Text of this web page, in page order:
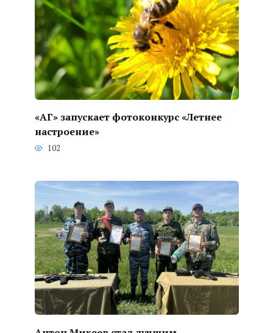
«АГ» запускает фотоконкурс «Летнее
настроение»
102